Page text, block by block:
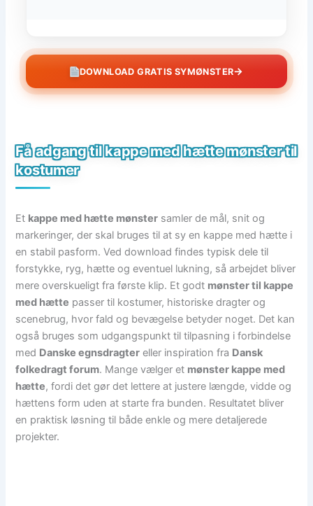
DOWNLOAD GRATIS SYMØNSTER→
Få adgang til kappe med hætte mønster til
kostumer
Et kappe med hætte mønster samler de mål, snit og
markeringer, der skal bruges til at sy en kappe med hætte i
en stabil pasform. Ved download findes typisk dele til
forstykke, ryg, hætte og eventuel lukning, så arbejdet bliver
mere overskueligt fra første klip. Et godt mønster til kappe
med hætte passer til kostumer, historiske dragter og
scenebrug, hvor fald og bevægelse betyder noget. Det kan
også bruges som udgangspunkt til tilpasning i forbindelse
med Danske egnsdragter eller inspiration fra Dansk
folkedragt forum. Mange vælger et mønster kappe med
hætte, fordi det gør det lettere at justere længde, vidde og
hættens form uden at starte fra bunden. Resultatet bliver
en praktisk løsning til både enkle og mere detaljerede
projekter.